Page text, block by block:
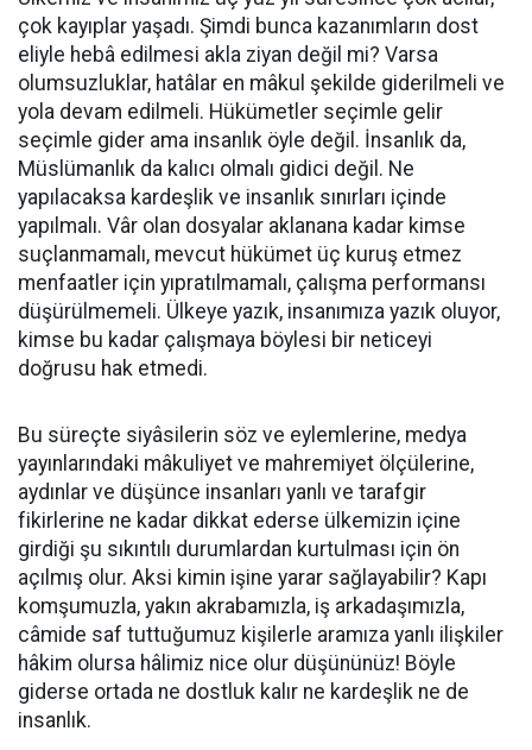
çok kayıplar yaşadı. Şimdi bunca kazanımların dost
eliyle hebâ edilmesi akla ziyan değil mi? Varsa
olumsuzluklar, hatâlar en mâkul şekilde giderilmeli ve
yola devam edilmeli. Hükümetler seçimle gelir
seçimle gider ama insanlık öyle değil. İnsanlık da,
Müslümanlık da kalıcı olmalı gidici değil. Ne
yapılacaksa kardeşlik ve insanlık sınırları içinde
yapılmalı. Vâr olan dosyalar aklanana kadar kimse
suçlanmamalı, mevcut hükümet üç kuruş etmez
menfaatler için yıpratılmamalı, çalışma performansı
düşürülmemeli. Ülkeye yazık, insanımıza yazık oluyor,
kimse bu kadar çalışmaya böylesi bir neticeyi
doğrusu hak etmedi.
Bu süreçte siyâsilerin söz ve eylemlerine, medya
yayınlarındaki mâkuliyet ve mahremiyet ölçülerine,
aydınlar ve düşünce insanları yanlı ve tarafgir
fikirlerine ne kadar dikkat ederse ülkemizin içine
girdiği şu sıkıntılı durumlardan kurtulması için ön
açılmış olur. Aksi kimin işine yarar sağlayabilir? Kapı
komşumuzla, yakın akrabamızla, iş arkadaşımızla,
câmide saf tuttuğumuz kişilerle aramıza yanlı ilişkiler
hâkim olursa hâlimiz nice olur düşününüz! Böyle
giderse ortada ne dostluk kalır ne kardeşlik ne de
insanlık.